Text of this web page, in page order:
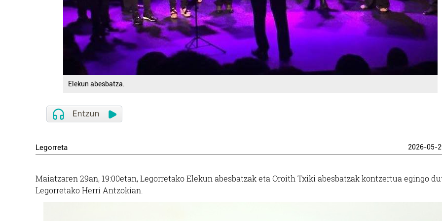
Elekun abesbatza.
Legorreta 2026-05-
Maiatzaren 29an, 19:00etan, Legorretako Elekun abesbatzak eta Oroith Txiki abesbatzak kontzertua egingo
Legorretako Herri Antzokian.